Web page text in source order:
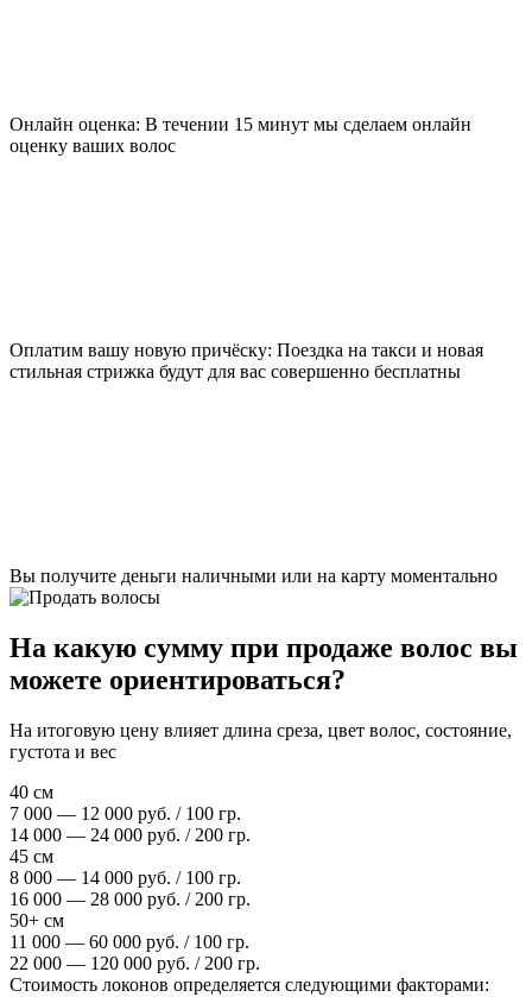
Онлайн оценка: В течении 15 минут мы сделаем онлайн
оценку ваших волос
Оплатим вашу новую причёску: Поездка на такси и новая
стильная стрижка будут для вас совершенно бесплатны
Вы получите деньги наличными или на карту моментально
На какую сумму при продаже волос вы
можете ориентироваться?
На итоговую цену влияет длина среза, цвет волос, состояние,
густота и вес
40 см
7 000 — 12 000 руб. / 100 гр.
14 000 — 24 000 руб. / 200 гр.
45 см
8 000 — 14 000 руб. / 100 гр.
16 000 — 28 000 руб. / 200 гр.
50+ см
11 000 — 60 000 руб. / 100 гр.
22 000 — 120 000 руб. / 200 гр.
Стоимость локонов определяется следующими факторами: